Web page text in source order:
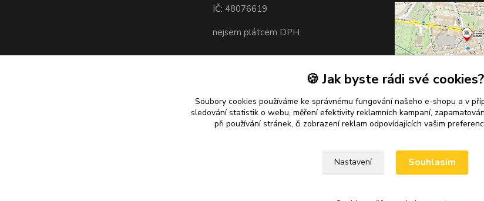
IČ: 48076619
nejsem plátcem DPH
🍪 Jak byste rádi své cookies?
Soubory cookies používáme ke správnému fungování našeho e-shopu a v
sledování statistik o webu, měření efektivity reklamních kampaní,
při používání stránek, či zobrazení reklam odpovídajících vašim
Nastavení Souhlasím